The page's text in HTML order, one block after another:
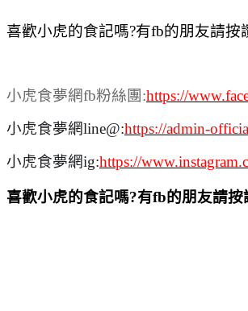
喜歡小虎的食記嗎?有fb的朋友請
小虎食夢網fb粉絲團:https://
小虎食夢網line@:https://admin-
小虎食夢網ig:https://
喜歡小虎的食記嗎?有fb的朋友請